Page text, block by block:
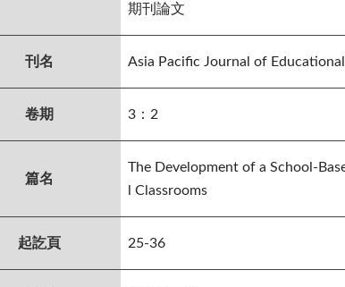
期刊論文
刊名 Asia Pacific Journal of
卷期 3：2
篇名
The Development of a School-
l Classrooms
起訖頁 25-36